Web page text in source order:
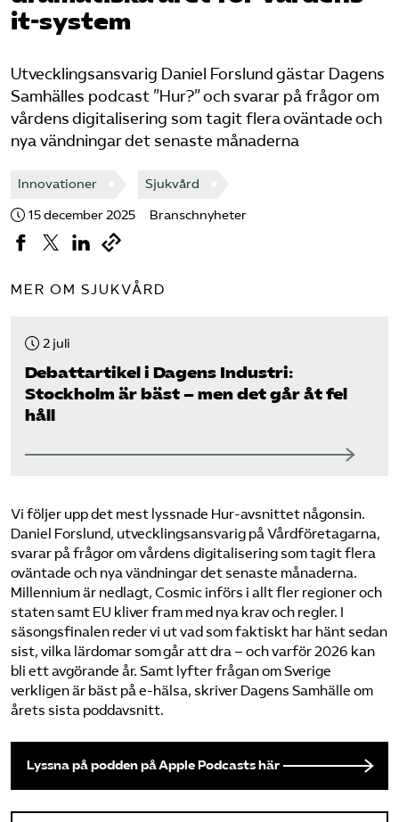
Mina sidor
Privat Vårdfakta
Bli medlem
Logga in på Arbetsgivarguiden
Sök på vardforetagarna.se
In English
it-system
Utvecklingsansvarig Daniel Forslund gästar Dagens
Samhälles podcast ”Hur?” och svarar på frågor om
vårdens digitalisering som tagit flera oväntade och
nya vändningar det senaste månaderna
Innovationer Sjukvård
15 december 2025 Branschnyheter
MER OM SJUKVÅRD
2 juli
Debattartikel i Dagens Industri:
Stockholm är bäst – men det går åt fel
håll
Vi följer upp det mest lyssnade Hur-avsnittet någonsin.
Daniel Forslund, utvecklingsansvarig på Vårdföretagarna,
svarar på frågor om vårdens digitalisering som tagit flera
oväntade och nya vändningar det senaste månaderna.
Millennium är nedlagt, Cosmic införs i allt fler regioner och
staten samt EU kliver fram med nya krav och regler. I
säsongsfinalen reder vi ut vad som faktiskt har hänt sedan
sist, vilka lärdomar som går att dra – och varför 2026 kan
bli ett avgörande år. Samt lyfter frågan om Sverige
verkligen är bäst på e-hälsa, skriver Dagens Samhälle om
årets sista poddavsnitt.
Lyssna på podden på Apple Podcasts här